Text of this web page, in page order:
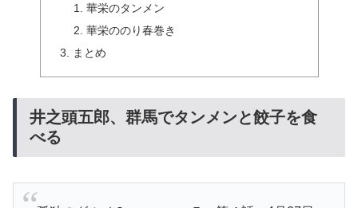
華栄のタンメン
華栄ののり春巻き
まとめ
井之頭五郎、群馬でタンメンと餃子を食
べる